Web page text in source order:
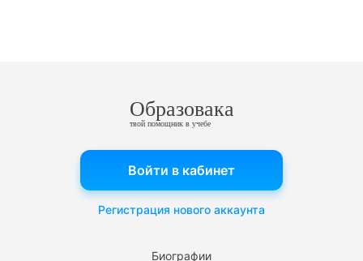
Образовака
твой помощник в учебе
Биографии
Войти в кабинет
Регистрация нового аккаунта